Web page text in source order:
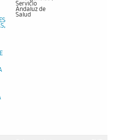
Servicio
Andaluz de
Salud